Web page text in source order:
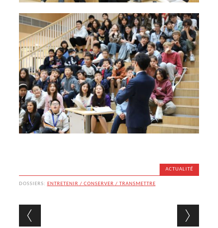
ACTUALITÉ
DOSSIERS: ENTRETENIR / CONSERVER / TRANSMETTRE
Navigation des articles